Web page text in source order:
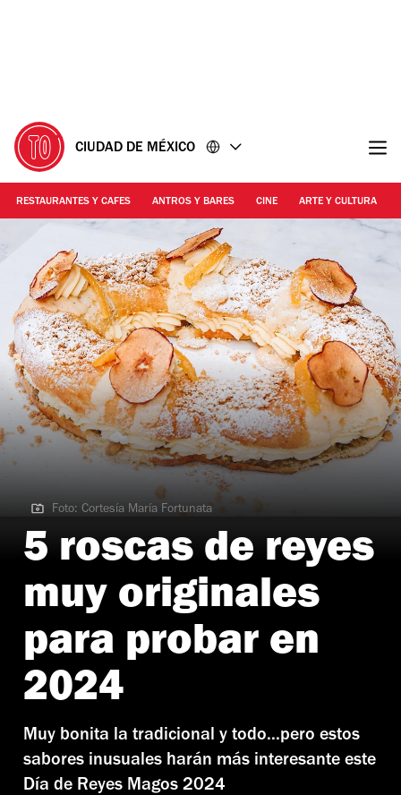
CIUDAD DE MÉXICO
RESTAURANTES Y CAFES ANTROS Y BARES CINE ARTE Y CULTURA
Foto: Cortesía María Fortunata
Foto: Cortesía María Fortunata
5 roscas de reyes
muy originales
para probar en
2024
Muy bonita la tradicional y todo...pero estos
sabores inusuales harán más interesante este
Día de Reyes Magos 2024